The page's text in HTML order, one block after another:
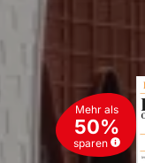
Mehr als
50%
sparen